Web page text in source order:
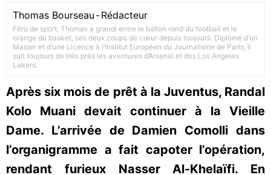
Thomas Bourseau -Rédacteur
Féru de sport, Thomas a grandi entre le ballon rond du football et le
orange du basket, ses deux coups de cœur depuis toujours. Diplômé d’un
Master et d’une Licence à l’Institut Européen du Journalisme de Paris, il
suit toujours de très près les aventures d’Arsenal et des Los Angeles
Lakers.
Après six mois de prêt à la Juventus, Randal
Kolo Muani devait continuer à la Vieille
Dame. L’arrivée de Damien Comolli dans
l’organigramme a fait capoter l’opération,
rendant furieux Nasser Al-Khelaïfi. En